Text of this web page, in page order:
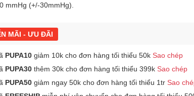
mmHg (+/-30mmHg).
MÃI - ƯU ĐÃI
PUPA10 giảm 10k cho đơn hàng tối thiểu 50k Sao chép
PUPA30 thêm 30k cho đơn hàng tối thiểu 399k Sao chép
PUPA50 giảm ngay 50k cho đơn hàng tối thiểu 1tr Sao